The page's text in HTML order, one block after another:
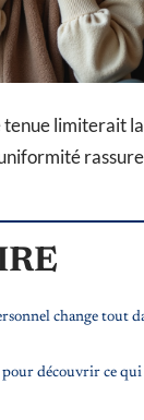
limiterait
change tout
pour découvrir ce qui